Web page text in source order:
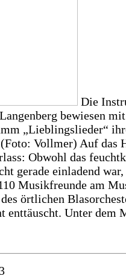
Die
bewiesen
„Lieblingslieder“
Vollmer) Auf das
Obwohl das
gerade einladend war,
Musikfreunde am
örtlichen
enttäuscht. Unter dem